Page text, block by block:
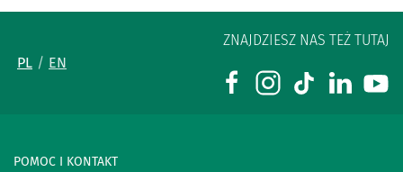
PL EN
ZNAJDZIESZ NAS TEŻ TUTAJ
POMOC I KONTAKT